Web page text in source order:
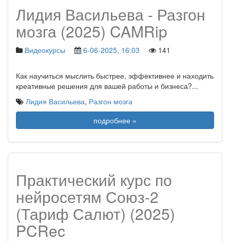
Лидия Васильева - Разгон
мозга (2025) CAMRip
Видеокурсы 6-06-2025, 16:03 141
Как научиться мыслить быстрее, эффективнее и находить
креативные решения для вашей работы и бизнеса?...
Лидия Васильева, Разгон мозга
подробнее »
Практический курс по
нейросетям Союз-2
(Тариф Салют) (2025)
PCRec